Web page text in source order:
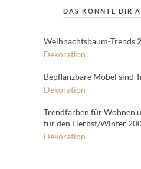
DAS KÖNNTE DIR
Weihnachtsbaum-Trends
Dekoration
Bepflanzbare Möbel sind
Dekoration
Trendfarben für Wohnen
für den Herbst/Winter
Dekoration